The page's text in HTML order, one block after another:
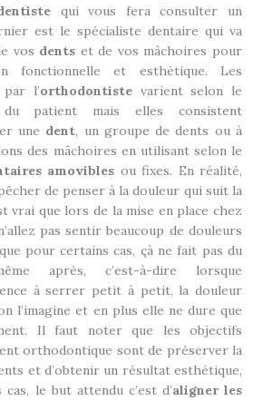
qui vous fera consulter un
est le spécialiste dentaire qui va
vos dents et de vos mâchoires pour
fonctionnelle et esthétique. Les
par l’orthodontiste varient selon le
patient mais elles consistent
une dent, un groupe de dents ou à
des mâchoires en utilisant selon le
amovibles ou fixes. En réalité,
de penser à la douleur qui suit la
vrai que lors de la mise en place chez
pas sentir beaucoup de douleurs
pour certains cas, çà ne fait pas du
après, c’est-à-dire lorsque
à serrer petit à petit, la douleur
l’imagine et en plus elle ne dure que
Il faut noter que les objectifs
orthodontique sont de préserver la
et d’obtenir un résultat esthétique,
le but attendu c’est d’aligner les